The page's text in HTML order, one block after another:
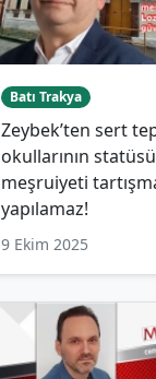
Batı Trakya
Zeybek’ten sert
okullarının
meşruiyeti
yapılamaz!
9 Ekim 2025